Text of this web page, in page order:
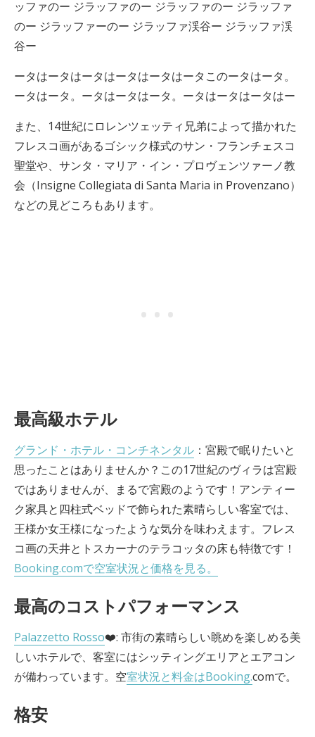
ッファのー ジラッファのー ジラッファのー ジラッファ
のー ジラッファーのー ジラッファ渓谷ー ジラッファ渓
谷ー
ータはータはータはータはータはータこのータはータ。
ータはータ。ータはータはータ。ータはータはータはー
また、14世紀にロレンツェッティ兄弟によって描かれた
フレスコ画があるゴシック様式のサン・フランチェスコ
聖堂や、サンタ・マリア・イン・プロヴェンツァーノ教
会（Insigne Collegiata di Santa Maria in Provenzano）
などの見どころもあります。
最高級ホテル
グランド・ホテル・コンチネンタル ：宮殿で眠りたいと
思ったことはありませんか？この17世紀のヴィラは宮殿
ではありませんが、まるで宮殿のようです！アンティー
ク家具と四柱式ベッドで飾られた素晴らしい客室では、
王様か女王様になったような気分を味わえます。フレス
コ画の天井とトスカーナのテラコッタの床も特徴です！
Booking.comで空室状況と価格を見る。
最高のコストパフォーマンス
Palazzetto Rosso❤️: 市街の素晴らしい眺めを楽しめる美
しいホテルで、客室にはシッティングエリアとエアコン
が備わっています。空室状況と料金はBooking.comで。
格安